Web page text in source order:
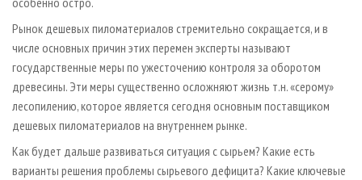
Рынок дешевых пиломатериалов стремительно сокращается, и в
числе основных причин этих перемен эксперты называют
государственные меры по ужесточению контроля за оборотом
древесины. Эти меры существенно осложняют жизнь т.н. «серому»
лесопилению, которое является сегодня основным поставщиком
дешевых пиломатериалов на внутреннем рынке.
Как будет дальше развиваться ситуация с сырьем? Какие есть
варианты решения проблемы сырьевого дефицита? Какие ключевые